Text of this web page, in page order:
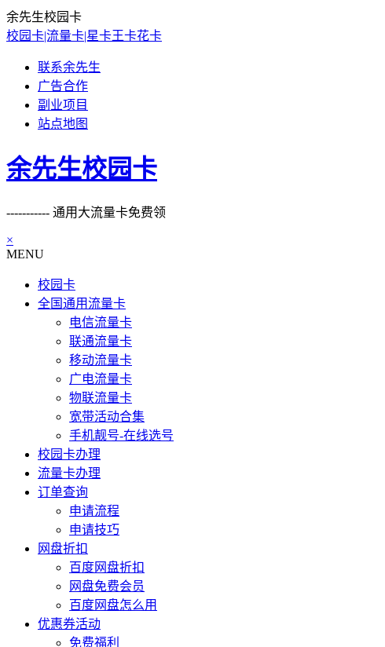
余先生校园卡
校园卡|流量卡|星卡王卡花卡
联系余先生
广告合作
副业项目
站点地图
余先生校园卡
----------- 通用大流量卡免费领
×
MENU
校园卡
全国通用流量卡
电信流量卡
联通流量卡
移动流量卡
广电流量卡
物联流量卡
宽带活动合集
手机靓号-在线选号
校园卡办理
流量卡办理
订单查询
申请流程
申请技巧
网盘折扣
百度网盘折扣
网盘免费会员
百度网盘怎么用
优惠券活动
免费福利